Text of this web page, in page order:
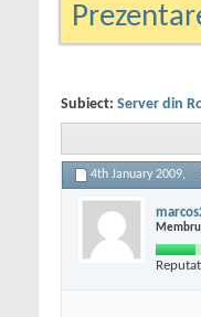
Subiect: Server din
4th January 2009,